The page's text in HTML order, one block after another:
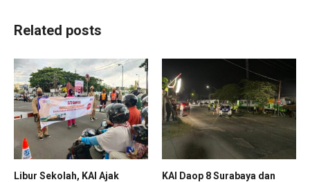
Related posts
Libur Sekolah, KAI Ajak
KAI Daop 8 Surabaya dan